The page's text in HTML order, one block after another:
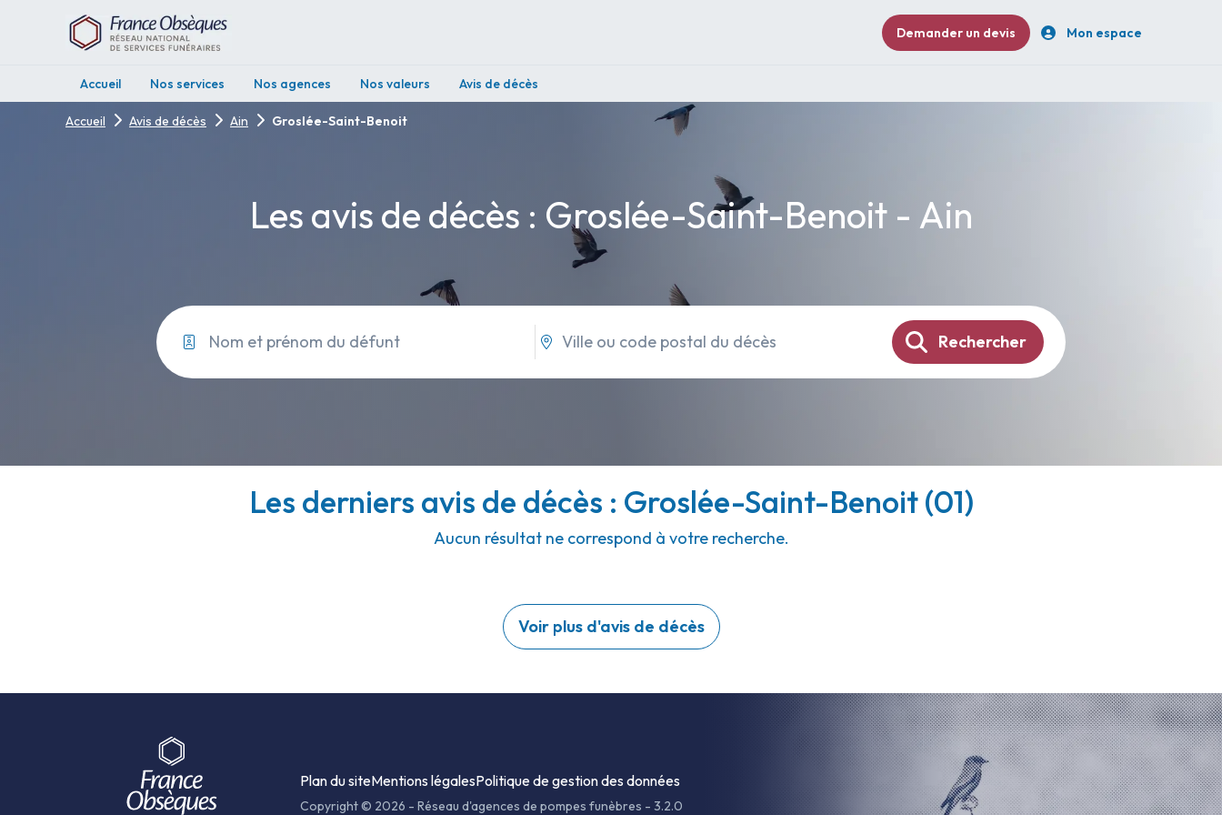
Demander un devis Mon espace
Accueil Nos services Nos agences Nos valeurs Avis de décès
Accueil Avis de décès Ain Groslée-Saint-Benoit
Les avis de décès : Groslée-Saint-Benoit - Ain
Rechercher
Les derniers avis de décès : Groslée-Saint-Benoit (01)
Aucun résultat ne correspond à votre recherche.
Voir plus d'avis de décès
Plan du siteMentions légalesPolitique de gestion des données
Copyright © 2026 - Réseau d'agences de pompes funèbres - 3.2.0